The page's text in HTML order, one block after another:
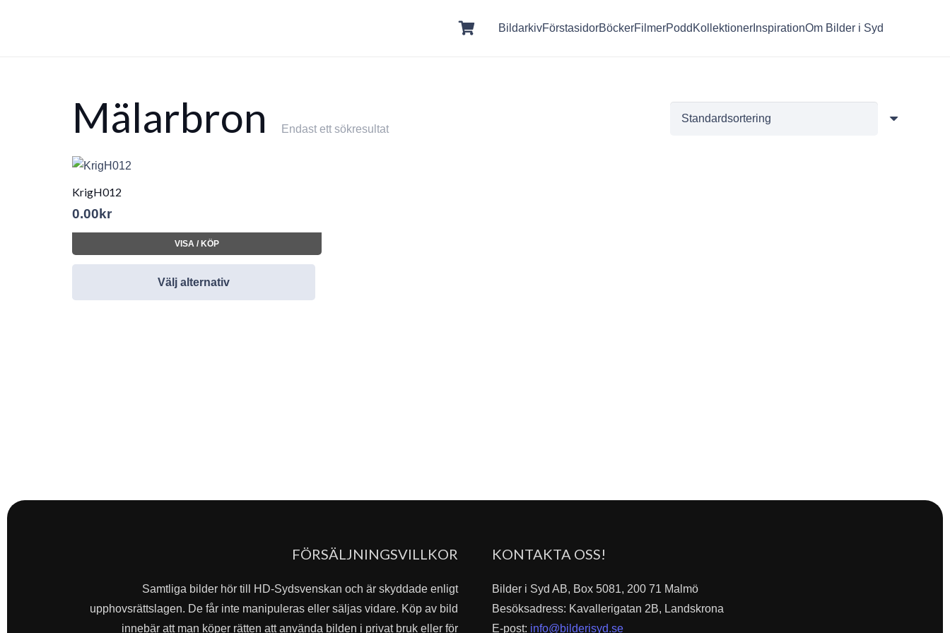
BildarkivFörstasidorBöckerFilmerPodd Kollektioner InspirationOm Bilder i Syd
Mälarbron Endast ett sökresultat
KrigH012
0.00 kr
VISA / KÖP
Välj alternativ
FÖRSÄLJNINGSVILLKOR
Samtliga bilder hör till HD-Sydsvenskan och är skyddade enligt
upphovsrättslagen. De får inte manipuleras eller säljas vidare. Köp av bild
innebär att man köper rätten att använda bilden i privat bruk eller för
KONTAKTA OSS!
Bilder i Syd AB, Box 5081, 200 71 Malmö
Besöksadress: Kavallerigatan 2B, Landskrona
E-post: info@bilderisyd.se